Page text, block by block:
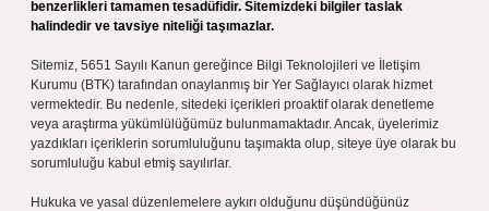
benzerlikleri tamamen tesadüfidir. Sitemizdeki bilgiler taslak
halindedir ve tavsiye niteliği taşımazlar.
Sitemiz, 5651 Sayılı Kanun gereğince Bilgi Teknolojileri ve İletişim
Kurumu (BTK) tarafından onaylanmış bir Yer Sağlayıcı olarak hizmet
vermektedir. Bu nedenle, sitedeki içerikleri proaktif olarak denetleme
veya araştırma yükümlülüğümüz bulunmamaktadır. Ancak, üyelerimiz
yazdıkları içeriklerin sorumluluğunu taşımakta olup, siteye üye olarak bu
sorumluluğu kabul etmiş sayılırlar.
Hukuka ve yasal düzenlemelere aykırı olduğunu düşündüğünüz